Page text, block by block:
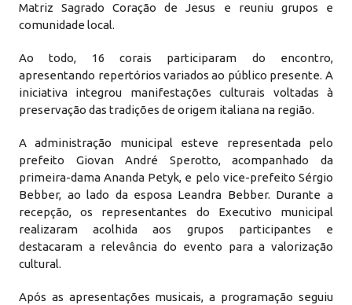
Matriz Sagrado Coração de Jesus e reuniu grupos e
comunidade local.
Ao todo, 16 corais participaram do encontro,
apresentando repertórios variados ao público presente. A
iniciativa integrou manifestações culturais voltadas à
preservação das tradições de origem italiana na região.
A administração municipal esteve representada pelo
prefeito Giovan André Sperotto, acompanhado da
primeira-dama Ananda Petyk, e pelo vice-prefeito Sérgio
Bebber, ao lado da esposa Leandra Bebber. Durante a
recepção, os representantes do Executivo municipal
realizaram acolhida aos grupos participantes e
destacaram a relevância do evento para a valorização
cultural.
Após as apresentações musicais, a programação seguiu